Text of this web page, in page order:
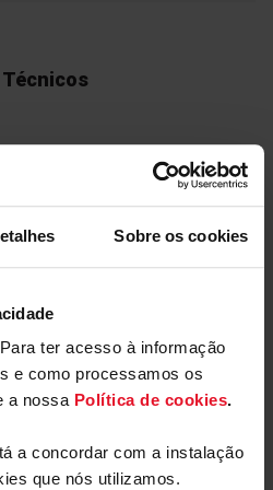
Sobre os cookies
ter acesso à informação
e como processamos os
a nossa Política de cookies.
a concordar com a instalação
que nós utilizamos.
o interior dos fornos Fagor é
um esmalte especial sem
que evita que a gordura e a
complique a sua vida e
coisas.